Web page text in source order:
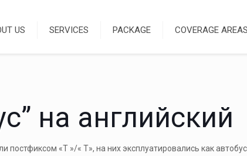
US SERVICES PACKAGE COVERAGE AREAS
на английский
«Т »/« Т», на них эксплуатировались как